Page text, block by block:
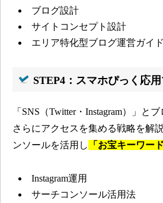
ブログ設計
サイトコンセプト設計
エリア特化型ブログ運営ガイド
STEP4：スマホぴっく応
「SNS（Twitter・Instagram）」と
さらにアクセスを集める戦略を解説
ンソールを活用し
「お宝キーワード
Instagram運用
サーチコンソール活用法